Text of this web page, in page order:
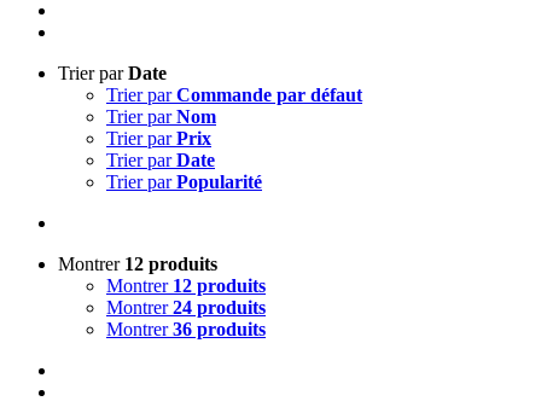
Trier parDate
Trier parCommande par défaut
Trier parNom
Trier parPrix
Trier parDate
Trier parPopularité
Montrer 12 produits
Montrer 12 produits
Montrer24 produits
Montrer36 produits